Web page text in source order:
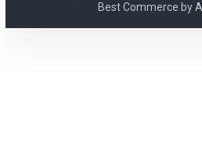
Best Commerce by